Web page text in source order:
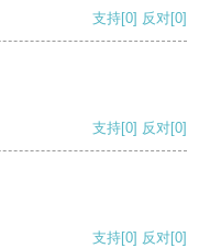
支持[0] 反对[0]
支持[0] 反对[0]
支持[0] 反对[0]